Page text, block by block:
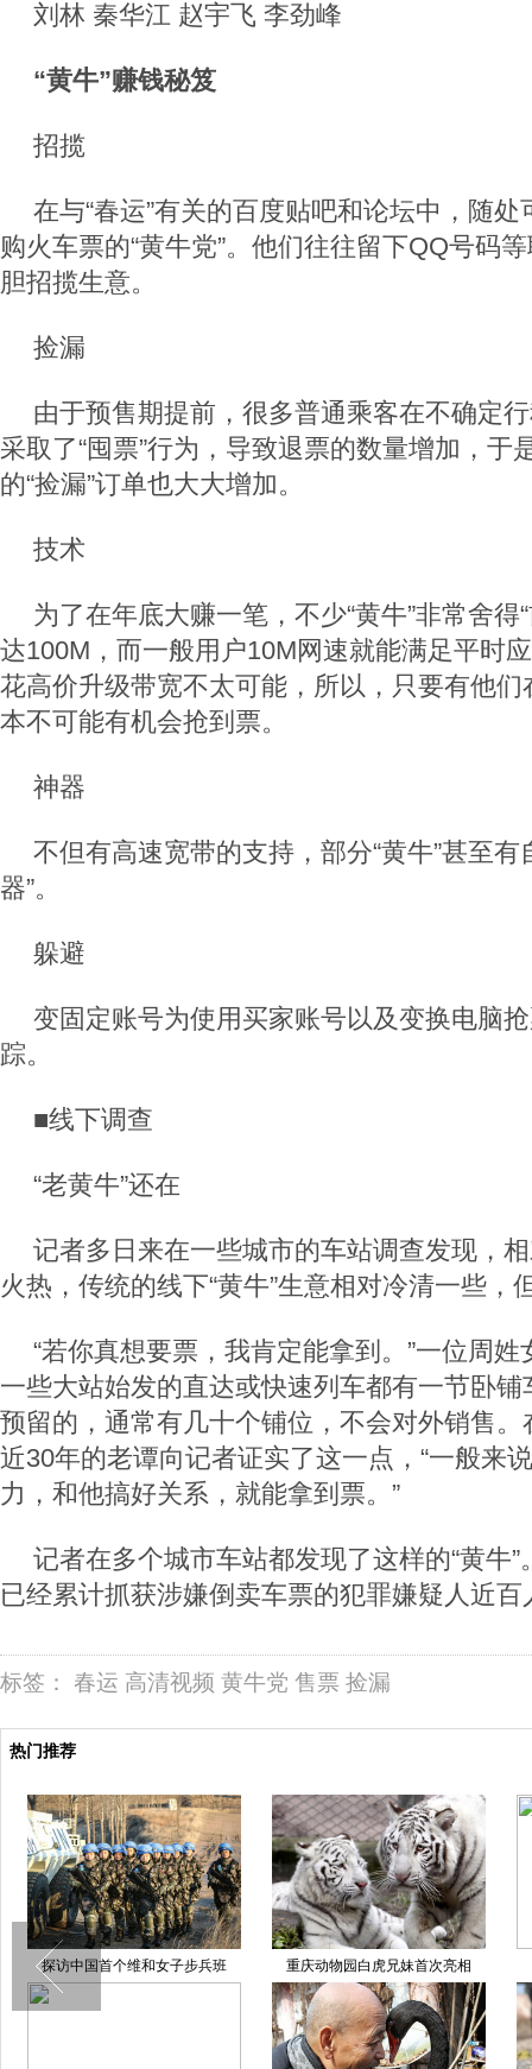
刘林 秦华江 赵宇飞 李劲峰
“黄牛”赚钱秘笈
招揽
在与“春运”有关的百度贴吧和论坛中，随
购火车票的“黄牛党”。他们往往留下QQ号码
胆招揽生意。
捡漏
由于预售期提前，很多普通乘客在不确定
采取了“囤票”行为，导致退票的数量增加，于
的“捡漏”订单也大大增加。
技术
为了在年底大赚一笔，不少“黄牛”非常舍得
达100M，而一般用户10M网速就能满足平时
花高价升级带宽不太可能，所以，只要有他
本不可能有机会抢到票。
神器
不但有高速宽带的支持，部分“黄牛”甚至有
器”。
躲避
变固定账号为使用买家账号以及变换电脑
踪。
■线下调查
“老黄牛”还在
记者多日来在一些城市的车站调查发现，相
火热，传统的线下“黄牛”生意相对冷清一些，
“若你真想要票，我肯定能拿到。”一位周姓
一些大站始发的直达或快速列车都有一节卧
预留的，通常有几十个铺位，不会对外销售
近30年的老谭向记者证实了这一点，“一般来
力，和他搞好关系，就能拿到票。”
记者在多个城市车站都发现了这样的“黄牛
已经累计抓获涉嫌倒卖车票的犯罪嫌疑人近百
标签： 春运 高清视频 黄牛党 售票 捡漏
热门推荐
国家地理读者最佳摄影作品公布
深圳地铁乘客闯入服务亭抡椅子砸
票务员